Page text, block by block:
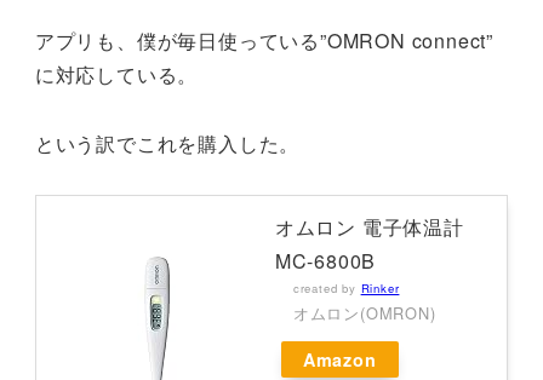
アプリも、僕が毎日使っている”OMRON connect”
に対応している。
という訳でこれを購入した。
オムロン 電子体温計
MC-6800B
created by Rinker
オムロン(OMRON)
Amazon